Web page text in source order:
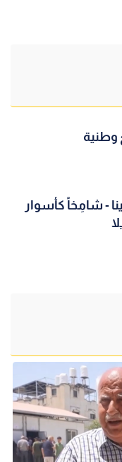
وطنية
- شامِخاً كأسوار